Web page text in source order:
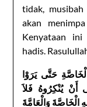
tidak,
akan
Kenyataan ini
hadis.
حَتَّى يَرَوْا
أَنْ يُنْكِرُوهُ فَلاَ
الْخَاصَّةَ وَالْعَامَّةَ